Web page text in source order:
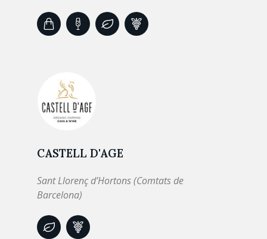
CASTELL D'AGE
Sant Llorenç d’Hortons (Comtats de
Barcelona)